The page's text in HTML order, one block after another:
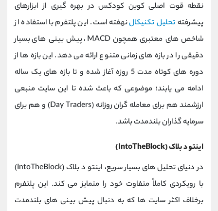
نقطه قوت اصلی کوین کودکس در بهره‌ گیری از ابزارهای
پیشرفته تحلیل تکنیکالنهفته است. این پلتفرم با استفاده از
شاخص‌ های معتبری همچون MACD، پیش‌ بینی‌ های بسیار
دقیقی را در بازه‌ های زمانی متنوع ارائه می ‌دهد. این بازه‌ ها از
دوره ‌های کوتاه‌ مدت 5 روزه آغاز شده و تا بازه‌ های یک ‌ساله
ادامه می ‌یابند؛ موضوعی که باعث شده تا این سایت منبعی
ارزشمند هم برای معامله ‌گران روزانه (Day Traders) و هم برای
سرمایه ‌گذاران بلندمدت باشد.
اینتو د بلاک (IntoTheBlock)
در دنیای تحلیل ‌های بسیار سریع، اینتو د بلاک (IntoTheBlock)
با رویکردی کاملاً متفاوت خود را متمایز می ‌کند. این پلتفرم
برخلاف اکثر سایت ‌ها که به دنبال پیش ‌بینی ‌های بلندمدت